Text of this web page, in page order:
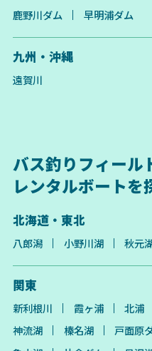
鹿野川ダム
早明浦ダム
九州・沖縄
遠賀川
バス釣りフィール
レンタルボートを
北海道・東北
八郎潟 小野川湖 秋元
関東
新利根川 霞ヶ浦 北浦
神流湖
榛名湖 戸面原